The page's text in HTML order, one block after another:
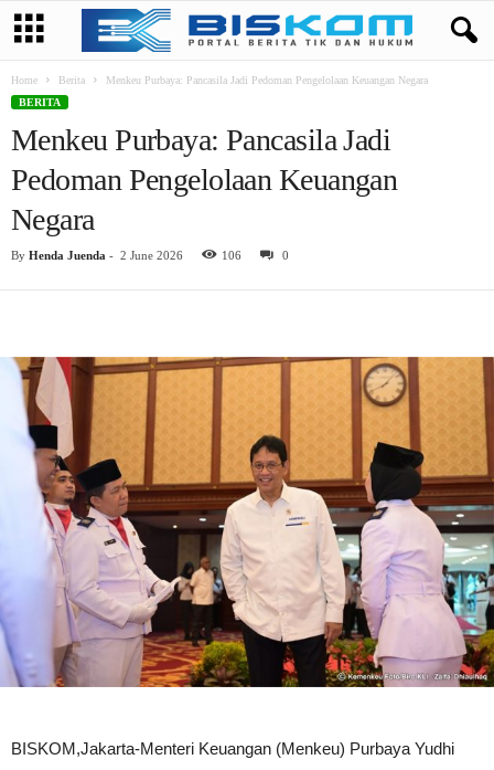
Home Berita
Menkeu Purbaya: Pancasila Jadi Pedoman Pengelolaan Keuangan Negara
BERITA
Menkeu Purbaya: Pancasila Jadi
Pedoman Pengelolaan Keuangan
Negara
By Henda Juenda - 2 June 2026 106 0
BISKOM,Jakarta-Menteri Keuangan (Menkeu) Purbaya Yudhi